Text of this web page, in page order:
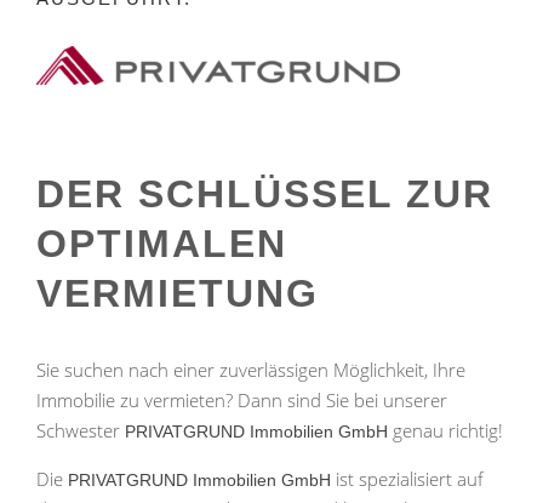
DER SCHLÜSSEL ZUR
OPTIMALEN
VERMIETUNG
Sie suchen nach einer zuverlässigen Möglichkeit, Ihre
Immobilie zu vermieten? Dann sind Sie bei unserer
Schwester PRIVATGRUND Immobilien GmbH genau richtig!
Die PRIVATGRUND Immobilien GmbH ist spezialisiert auf